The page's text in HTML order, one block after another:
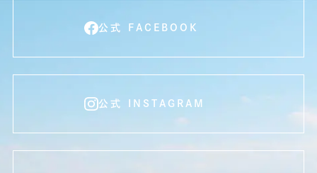
公式 FACEBOOK
公式 INSTAGRAM